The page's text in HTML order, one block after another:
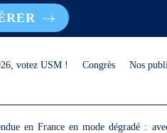
votez USM ! Congrès Nos
en France en mode dégradé :